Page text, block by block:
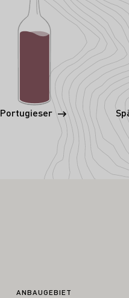
Portugieser
ANBAUGEBIET